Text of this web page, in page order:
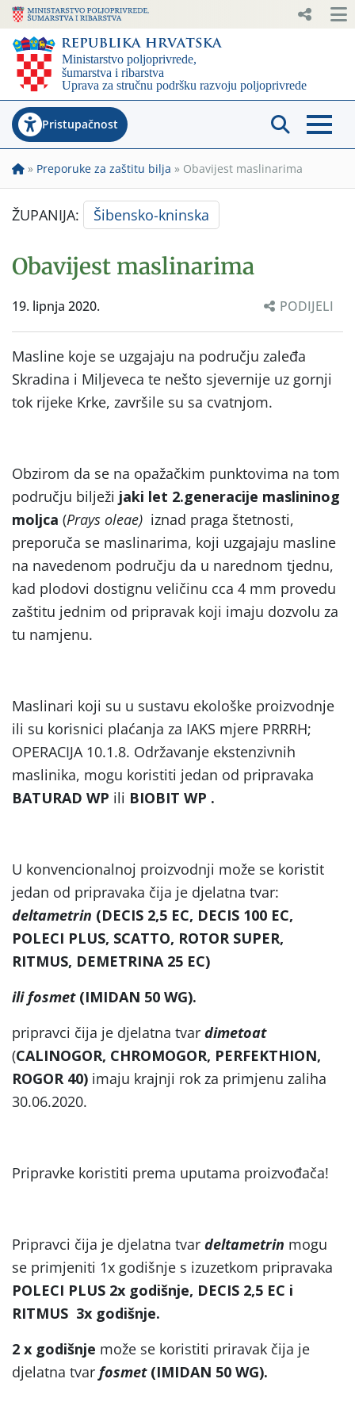
Pristupačnost
» Preporuke za zaštitu bilja » Obavijest maslinarima
ŽUPANIJA: Šibensko-kninska
Obavijest maslinarima
19. lipnja 2020. PODIJELI
Masline koje se uzgajaju na području zaleđa
Skradina i Miljeveca te nešto sjevernije uz gornji
tok rijeke Krke, završile su sa cvatnjom.
Obzirom da se na opažačkim punktovima na tom
području bilježi jaki let 2.generacije maslininog
moljca (Prays oleae) iznad praga štetnosti,
preporuča se maslinarima, koji uzgajaju masline
na navedenom području da u narednom tjednu,
kad plodovi dostignu veličinu cca 4 mm provedu
zaštitu jednim od pripravak koji imaju dozvolu za
tu namjenu.
Maslinari koji su u sustavu ekološke proizvodnje
ili su korisnici plaćanja za IAKS mjere PRRRH;
OPERACIJA 10.1.8. Održavanje ekstenzivnih
maslinika, mogu koristiti jedan od pripravaka
BATURAD WP ili BIOBIT WP .
U konvencionalnoj proizvodnji može se koristit
jedan od pripravaka čija je djelatna tvar:
deltametrin (DECIS 2,5 EC, DECIS 100 EC,
POLECI PLUS, SCATTO, ROTOR SUPER,
RITMUS, DEMETRINA 25 EC)
ili fosmet (IMIDAN 50 WG).
pripravci čija je djelatna tvar dimetoat
(CALINOGOR, CHROMOGOR, PERFEKTHION,
ROGOR 40) imaju krajnji rok za primjenu zaliha
30.06.2020.
Pripravke koristiti prema uputama proizvođača!
Pripravci čija je djelatna tvar deltametrin mogu
se primjeniti 1x godišnje s izuzetkom pripravaka
POLECI PLUS 2x godišnje, DECIS 2,5 EC i
RITMUS 3x godišnje.
2 x godišnje može se koristiti priravak čija je
djelatna tvar fosmet (IMIDAN 50 WG).